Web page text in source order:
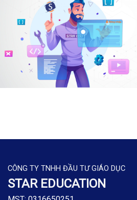
CÔNG TY TNHH ĐẦU TƯ GIÁO DỤC
STAR EDUCATION